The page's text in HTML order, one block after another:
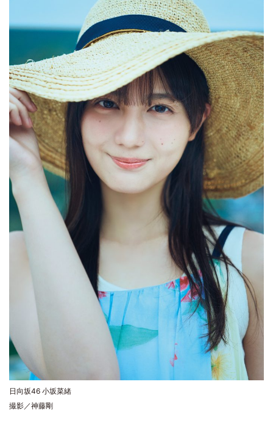
日向坂46 小坂菜緒
撮影／神藤剛